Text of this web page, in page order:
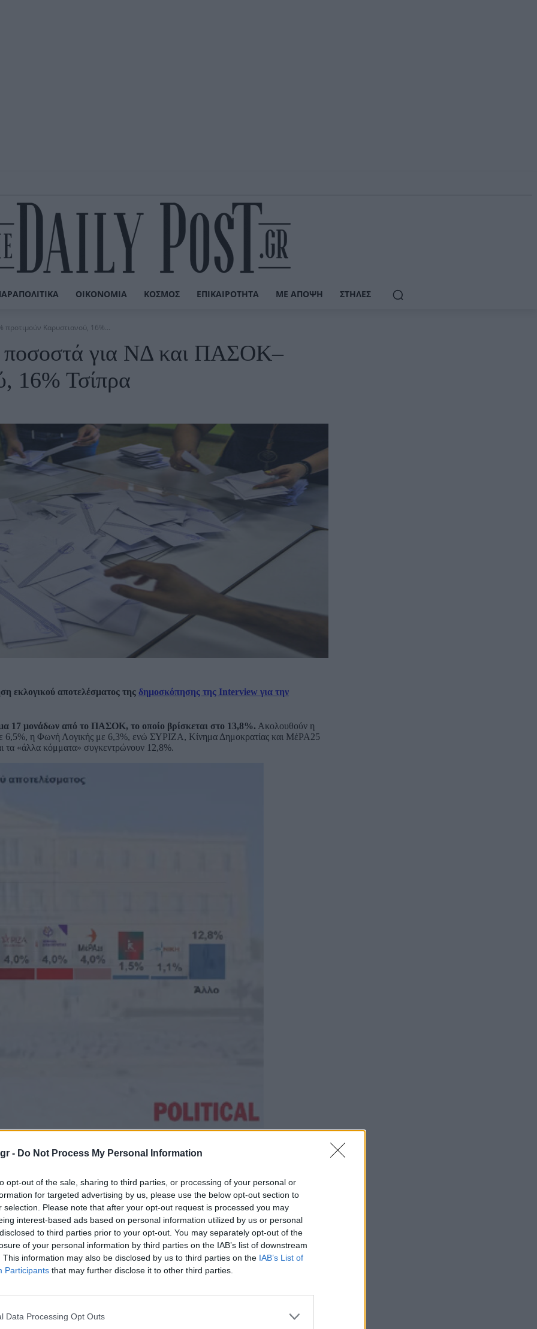
- Do Not Process My Personal Information
opt-out of the sale, sharing to third parties, or processing of your personal or
for targeted advertising by us, please use the below opt-out section to
selection. Please note that after your opt-out request is processed you may
interest-based ads based on personal information utilized by us or personal
to third parties prior to your opt-out. You may separately opt-out of the
of your personal information by third parties on the IAB’s list of downstream
This information may also be disclosed by us to third parties on the IAB’s List of
Participants that may further disclose it to other third parties.
Data Processing Opt Outs
ΟΙΚΟΝΟΜΊΑ ΚΌΣΜΟΣ ΕΠΙΚΑΙΡΌΤΗΤΑ ΜΕ ΆΠΟΨΗ ΣΤΉΛΕΣ
Καρυστιανού, 16%...
για ΝΔ και ΠΑΣΟΚ–
16% Τσίπρα
εκλογικού αποτελέσματος της δημοσκόπησης της Interview για την
17 μονάδων από το ΠΑΣΟΚ, το οποίο βρίσκεται στο 13,8%. Ακολουθούν η
η Φωνή Λογικής με 6,3%, ενώ ΣΥΡΙΖΑ, Κίνημα Δημοκρατίας και ΜέΡΑ25
«άλλα κόμματα» συγκεντρώνουν 12,8%.
ως εξής: ΝΔ 25,8%, ΠΑΣΟΚ 11,6%, Ελληνική Λύση 6,5%, Πλεύση
Δημοκρατίας 3%, ΜέΡΑ25 3%, Νέα Αριστερά 1,3%, Νίκη 1% και «άλλο»